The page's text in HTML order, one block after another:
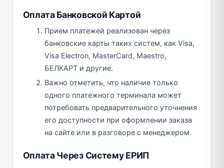
Оплата Банковской Картой
Прием платежей реализован через
банковские карты таких систем, как Visa,
Visa Electron, MasterCard, Maestro,
БЕЛКАРТ и другие.
Важно отметить, что наличие только
одного платежного терминала может
потребовать предварительного уточнения
его доступности при оформлении заказа
на сайте или в разговоре с менеджером.
Оплата Через Систему ЕРИП